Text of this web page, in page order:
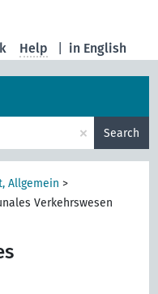
in English
Help
× Search
Allgemein >
Verkehrswesen